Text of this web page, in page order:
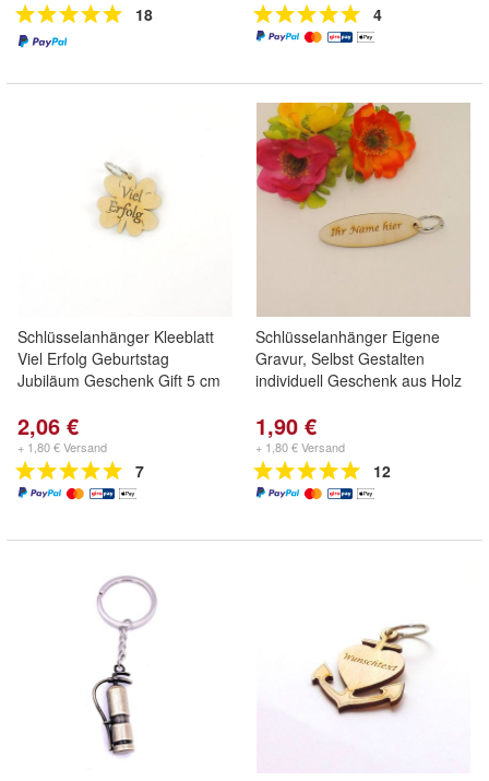
18 4
Schlüsselanhänger Kleeblatt
Viel Erfolg Geburtstag
Jubiläum Geschenk Gift 5 cm
2,06 €
+ 1,80 € Versand
7
Schlüsselanhänger Eigene
Gravur, Selbst Gestalten
individuell Geschenk aus Holz
1,90 €
+ 1,80 € Versand
12